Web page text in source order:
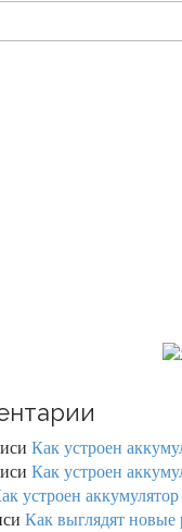
Как устроен
Как устроен
устроен
Как выглядят новые